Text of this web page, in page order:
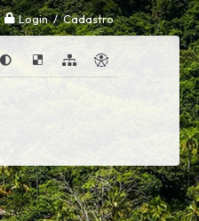
Login / Cadastro